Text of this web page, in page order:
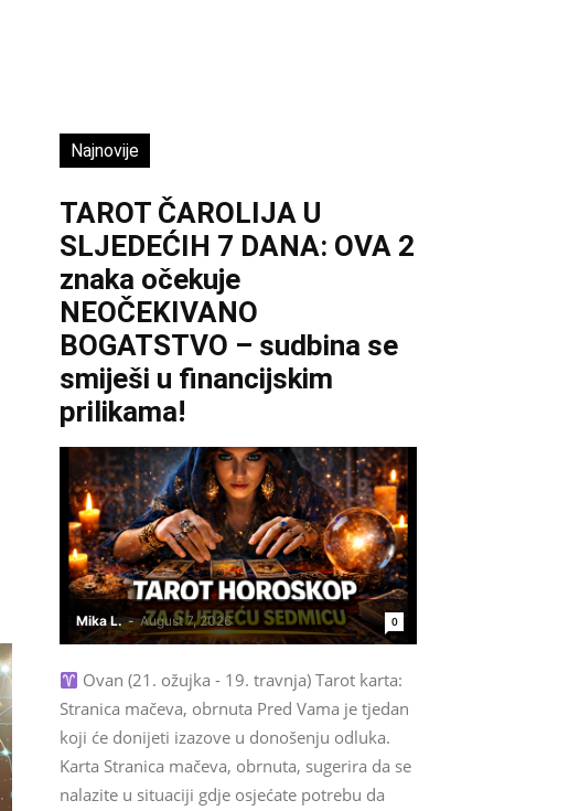
Najnovije
TAROT ČAROLIJA U
SLJEDEĆIH 7 DANA: OVA 2
znaka očekuje
NEOČEKIVANO
BOGATSTVO – sudbina se
smiješi u financijskim
prilikama!
Mika L. - August 7, 2026 0
Ovan (21. ožujka - 19. travnja) Tarot karta:
Stranica mačeva, obrnuta Pred Vama je tjedan
koji će donijeti izazove u donošenju odluka.
Karta Stranica mačeva, obrnuta, sugerira da se
nalazite u situaciji gdje osjećate potrebu da